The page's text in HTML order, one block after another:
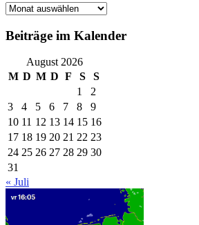
Navigation
Archiv
Beiträge im Kalender
August 2026
M D M D F S
S
1
2
3
4 5 6 7 8
9
10 11 12 13 14 15 16
17 18 19 20 21 22 23
24 25 26 27 28 29 30
31
« Juli